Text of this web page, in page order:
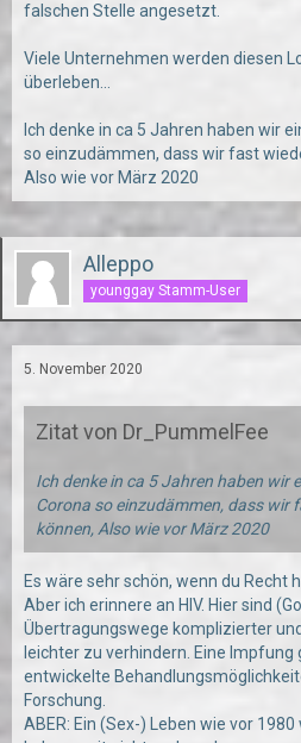
falschen Stelle angesetzt.
Viele Unternehmen werden diesen
überleben...
Ich denke in ca 5 Jahren haben wir
so einzudämmen, dass wir fast
Also wie vor März 2020
Alleppo
younggay Stamm-User
5. November 2020
Zitat von Dr_PummelFee
Ich denke in ca 5 Jahren haben wir
Corona so einzudämmen, dass wir
können, Also wie vor März 2020
Es wäre sehr schön, wenn du Recht
Aber ich erinnere an HIV. Hier sind
Übertragungswege komplizierter
leichter zu verhindern. Eine Impfung
entwickelte
Forschung.
ABER: Ein (Sex-) Leben wie vor